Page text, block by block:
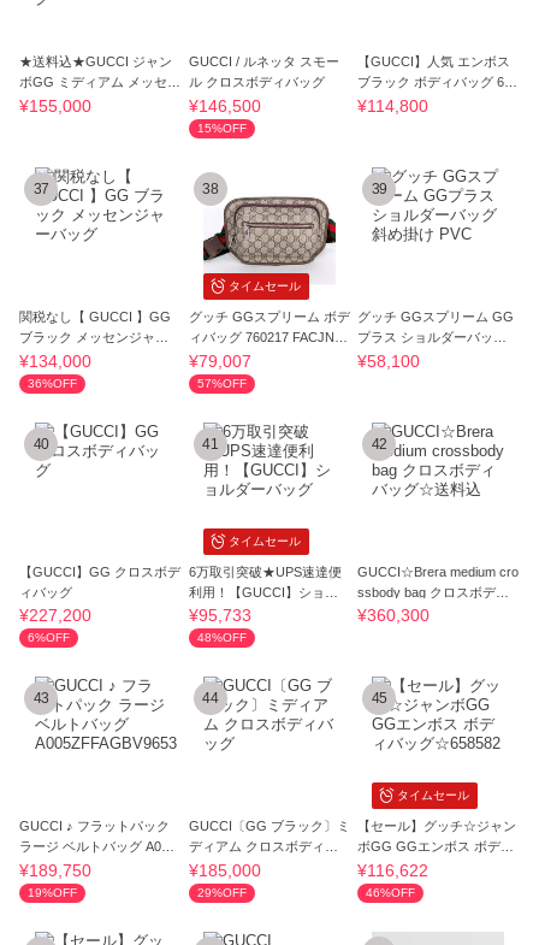
★送料込★GUCCI ジャン
ボGG ミディアム メッセン
ジャーバッグ
¥155,000
GUCCI / ルネッタ スモー
ル クロスボディバッグ
¥146,500
15%OFF
【GUCCI】人気 エンボス
ブラック ボディバッグ 695
043
¥114,800
37
関税なし【 GUCCI 】GG
ブラック メッセンジャー
バッグ
¥134,000
36%OFF
タイムセール
38
グッチ GGスプリーム ボデ
ィバッグ 760217 FACJN 9
765
¥79,007
57%OFF
39
グッチ GGスプリーム GG
プラス ショルダーバッグ
斜め掛け PVC
¥58,100
40
【GUCCI】GG クロスボデ
ィバッグ
¥227,200
6%OFF
タイムセール
41
6万取引突破★UPS速達便
利用！【GUCCI】ショル
ダーバッグ
¥95,733
48%OFF
42
GUCCI☆Brera medium cro
ssbody bag クロスボディ
バッグ☆送料込
¥360,300
43
GUCCI ♪ フラットパック
ラージ ベルトバッグ A005
ZFFAGBV9653
¥189,750
19%OFF
44
GUCCI〔GG ブラック〕ミ
ディアム クロスボディバ
ッグ
¥185,000
29%OFF
タイムセール
45
【セール】グッチ☆ジャン
ボGG GGエンボス ボディ
バッグ☆658582
¥116,622
46%OFF